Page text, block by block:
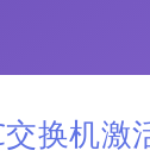
换机激